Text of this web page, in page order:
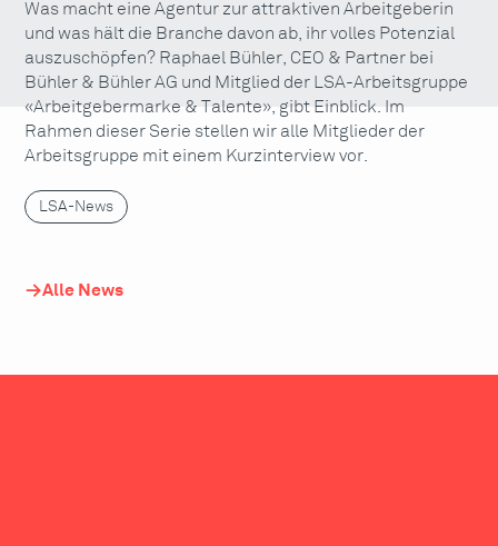
Was macht eine Agentur zur attraktiven Arbeitgeberin
und was hält die Branche davon ab, ihr volles Potenzial
auszuschöpfen? Raphael Bühler, CEO & Partner bei
Bühler & Bühler AG und Mitglied der LSA-Arbeitsgruppe
«Arbeitgebermarke & Talente», gibt Einblick. Im
Rahmen dieser Serie stellen wir alle Mitglieder der
Arbeitsgruppe mit einem Kurzinterview vor.
LSA-News
Alle News